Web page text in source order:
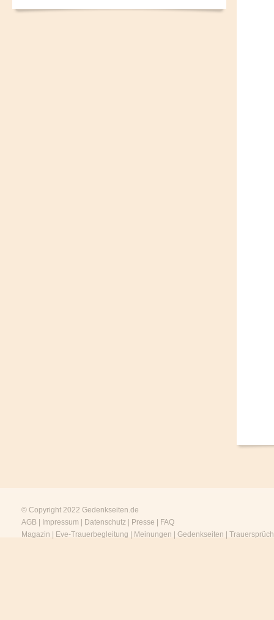
© Copyright 2022 Gedenkseiten.de
AGB
Impressum Datenschutz Presse
FAQ
Magazin
Eve-Trauerbegleitung Meinungen Gedenkseiten